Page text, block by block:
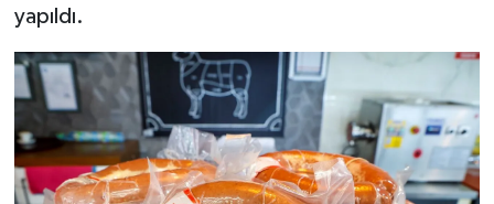
yapıldı.